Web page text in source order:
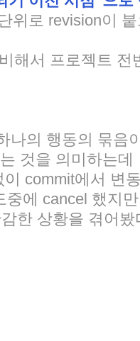
위로 revision이
해서 프로젝트 전
의 행동의 묶음
것을 의미하는데
commit에서 변
중에 cancel 했지만
한 상황을 겪어봤